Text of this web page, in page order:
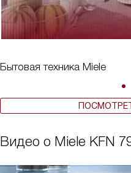
Бытовая техника Miele
Видео о Miele KFN